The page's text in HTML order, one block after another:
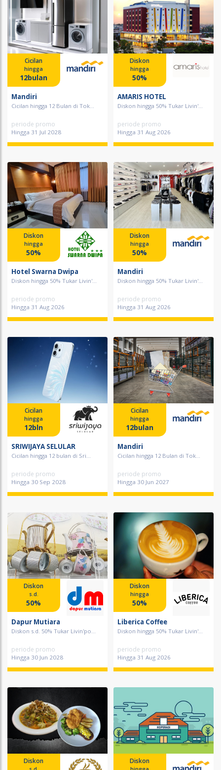
Cicilan
hingga
12bulan
Mandiri
Cicilan hingga 12 Bulan di Tok...
periode promo
Hingga 31 Jul 2028
Diskon
hingga
50%
AMARIS HOTEL
Diskon hingga 50% Tukar Livin'...
periode promo
Hingga 31 Aug 2026
Diskon
hingga
50%
Hotel Swarna Dwipa
Diskon hingga 50% Tukar Livin'...
periode promo
Hingga 31 Aug 2026
Diskon
hingga
50%
Mandiri
Diskon hingga 50% Tukar Livin'...
periode promo
Hingga 31 Aug 2026
Cicilan
hingga
12bln
SRIWIJAYA SELULAR
Cicilan hingga 12 bulan di Sri...
periode promo
Hingga 30 Sep 2028
Cicilan
hingga
12bulan
Mandiri
Cicilan hingga 12 Bulan di Tok...
periode promo
Hingga 30 Jun 2027
Diskon
s.d.
50%
Dapur Mutiara
Diskon s.d. 50% Tukar Livin'po...
periode promo
Hingga 30 Jun 2028
Diskon
hingga
50%
Liberica Coffee
Diskon hingga 50% Tukar Livin'...
periode promo
Hingga 31 Aug 2026
Diskon Diskon